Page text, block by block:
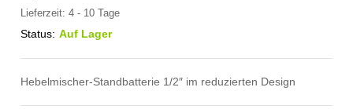
Lieferzeit:4 - 10 Tage
Status: Auf Lager
Hebelmischer-Standbatterie 1/2″ im reduzierten Design